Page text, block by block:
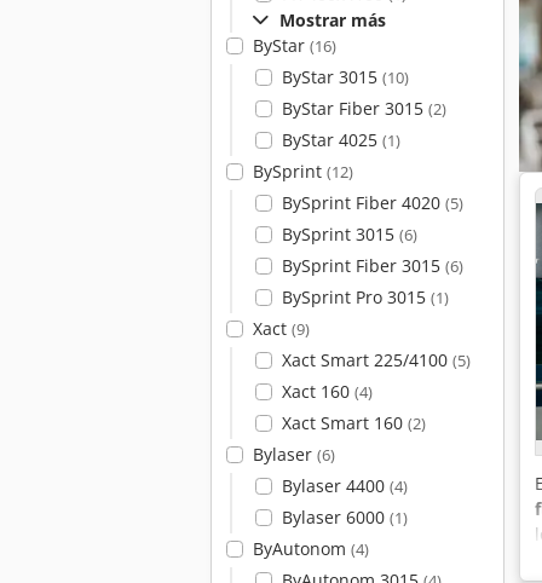
Mostrar más
ByStar (16)
ByStar 3015 (10)
ByStar Fiber 3015 (2)
ByStar 4025 (1)
BySprint (12)
BySprint Fiber 4020 (5)
BySprint 3015 (6)
BySprint Fiber 3015 (6)
BySprint Pro 3015 (1)
Xact (9)
Xact Smart 225/4100 (5)
Xact 160 (4)
Xact Smart 160 (2)
Bylaser (6)
Bylaser 4400 (4)
Bylaser 6000 (1)
ByAutonom (4)